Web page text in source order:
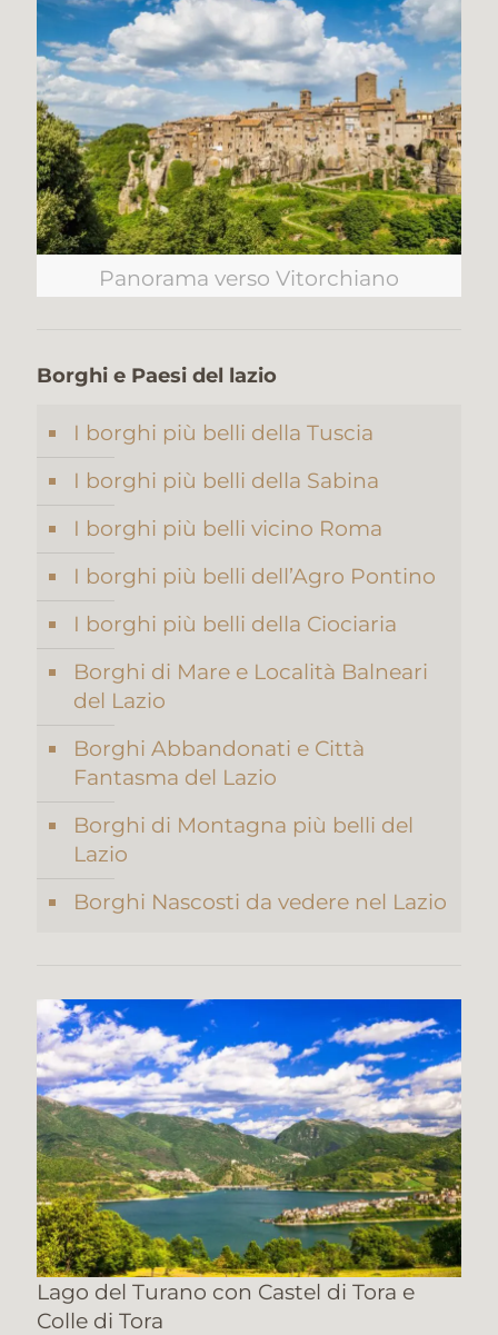
Panorama verso Vitorchiano
Borghi e Paesi del lazio
I borghi più belli della Tuscia
I borghi più belli della Sabina
I borghi più belli vicino Roma
I borghi più belli dell’Agro Pontino
I borghi più belli della Ciociaria
Borghi di Mare e Località Balneari
del Lazio
Borghi Abbandonati e Città
Fantasma del Lazio
Borghi di Montagna più belli del
Lazio
Borghi Nascosti da vedere nel Lazio
Lago del Turano con Castel di Tora e
Colle di Tora